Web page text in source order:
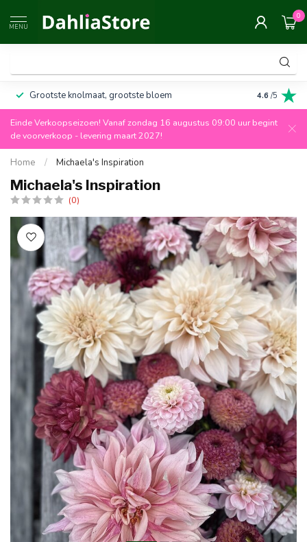
MENU
0
Grootste knolmaat, grootste bloem Altijd
4.6 /5
Einde Verkoopseizoen! Vanaf zondag 16 augustus 09:00 uur begint
de voorverkoop - levering maart 2027!
Home / Michaela's Inspiration
Michaela's Inspiration
(0)